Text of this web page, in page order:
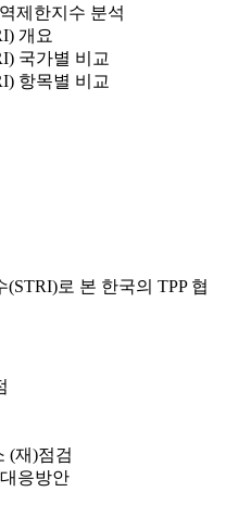
제한지수 분석
개요
국가별 비교
항목별 비교
로 본 한국의 TPP 협
(재)점검
응방안